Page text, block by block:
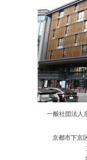
一般社団法人
京都市下京